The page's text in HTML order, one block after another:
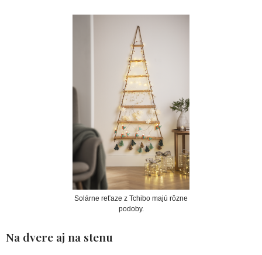
Solárne reťaze z Tchibo majú rôzne
podoby.
Na dvere aj na stenu